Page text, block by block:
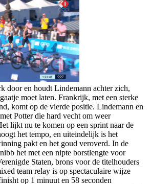
door en houdt Lindemann achter zich,
moet laten. Frankrijk, met een sterke
komt op de vierde positie. Lindemann en
Potter die hard vecht om weer
lijkt nu te komen op een sprint naar de
het tempo, en uiteindelijk is het
pakt en het goud veroverd. In de
het met een nipte borstlengte voor
Staten, brons voor de titelhouders
team relay is op spectaculaire wijze
op 1 minuut en 58 seconden